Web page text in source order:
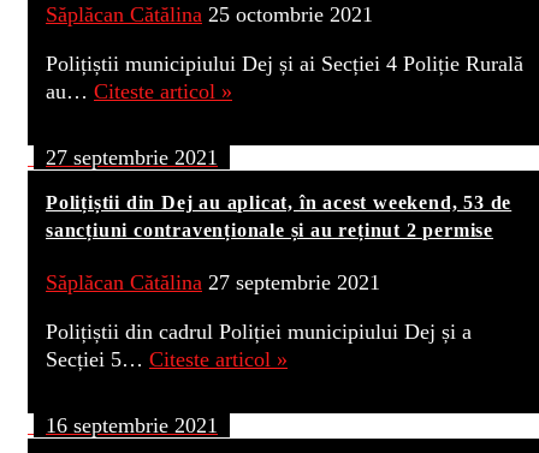
Săplăcan Cătălina 25 octombrie 2021
Polițiștii municipiului Dej și ai Secției 4 Poliție Rurală
au… Citeste articol »
27 septembrie 2021
Polițiștii din Dej au aplicat, în acest weekend, 53 de
sancțiuni contravenționale și au reținut 2 permise
Săplăcan Cătălina 27 septembrie 2021
Polițiștii din cadrul Poliției municipiului Dej și a
Secției 5… Citeste articol »
16 septembrie 2021